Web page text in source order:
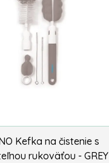
Kefka na čistenie s
rukoväťou - GREY